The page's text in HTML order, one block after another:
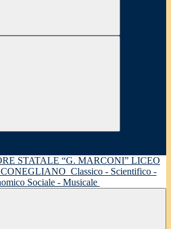
LICEO
CONEGLIANO Classico - Scientifico -
Sociale - Musicale